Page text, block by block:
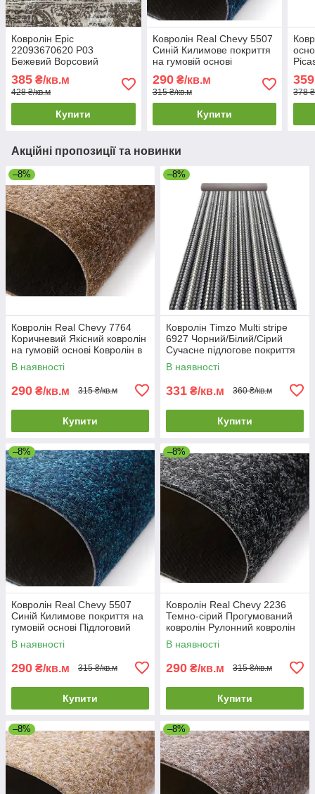
Ковролін Epic
22093670620 P03
Бежевий Ворсовий
Килимове покриття для
підлоги
385 ₴/кв.м
428 ₴/кв.м
Купити
Ковролін Real Chevy 5507
Синій Килимове покриття
на гумовій основі
290₴/кв.м
315 ₴/кв.м
Купити
359
378
Акційні пропозиції та новинки
–8%
Ковролін Real Chevy 7764
Коричневий Якісний ковролін
на гумовій основі Ковролін в
рулонах
В наявності
290 ₴/кв.м 315 ₴/кв.м
Купити
–8%
Ковролін Timzo Multi stripe
6927 Чорний/Білий/Сірий
Сучасне підлогове покриття
на гумовій основі Ковролін
для дачі
В наявності
331 ₴/кв.м 360 ₴/кв.м
Купити
–8%
Ковролін Real Chevy 5507
Синій Килимове покриття на
гумовій основі Підлоговий
ковролін
В наявності
290 ₴/кв.м 315 ₴/кв.м
Купити
–8%
Ковролін Real Chevy 2236
Темно-сірий Прогумований
ковролін Рулонний ковролін
темного кольору
В наявності
290 ₴/кв.м 315 ₴/кв.м
Купити
–8% –8%